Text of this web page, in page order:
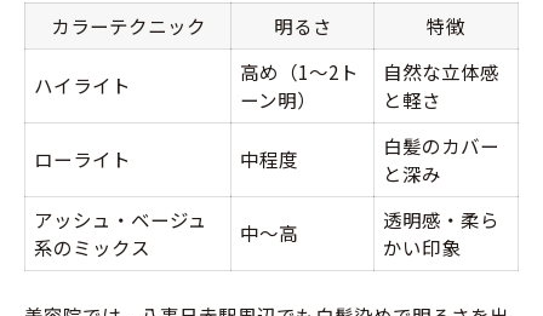
カラーテクニック 明るさ 特徴
ハイライト
高め（1～2ト
ーン明）
自然な立体感
と軽さ
ローライト 中程度
白髪のカバー
と深み
アッシュ・ベージュ
系のミックス
中～高
透明感・柔ら
かい印象